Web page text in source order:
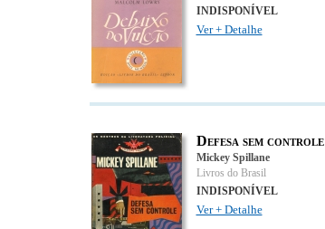
INDISPONÍVEL
Ver + Detalhe
Defesa sem controle
Mickey Spillane
Livros do Brasil
INDISPONÍVEL
Ver + Detalhe